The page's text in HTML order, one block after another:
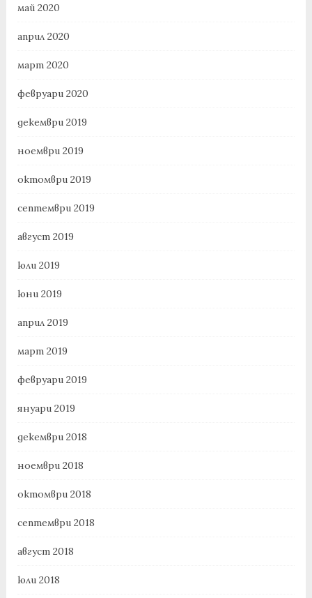
май 2020
април 2020
март 2020
февруари 2020
декември 2019
ноември 2019
октомври 2019
септември 2019
август 2019
юли 2019
юни 2019
април 2019
март 2019
февруари 2019
януари 2019
декември 2018
ноември 2018
октомври 2018
септември 2018
август 2018
юли 2018